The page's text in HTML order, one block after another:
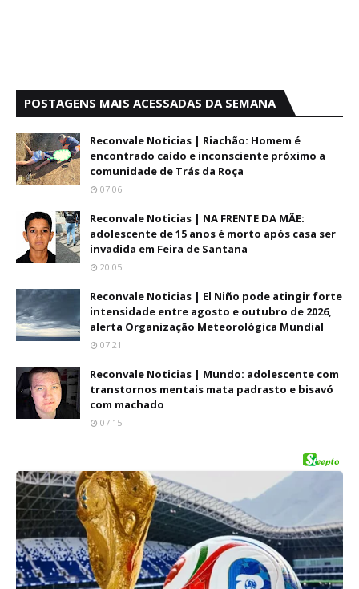
POSTAGENS MAIS ACESSADAS DA SEMANA
Reconvale Noticias | Riachão: Homem é
encontrado caído e inconsciente próximo a
comunidade de Trás da Roça
07:06
Reconvale Noticias | NA FRENTE DA MÃE:
adolescente de 15 anos é morto após casa ser
invadida em Feira de Santana
20:05
Reconvale Noticias | El Niño pode atingir forte
intensidade entre agosto e outubro de 2026,
alerta Organização Meteorológica Mundial
07:21
Reconvale Noticias | Mundo: adolescente com
transtornos mentais mata padrasto e bisavó
com machado
07:15